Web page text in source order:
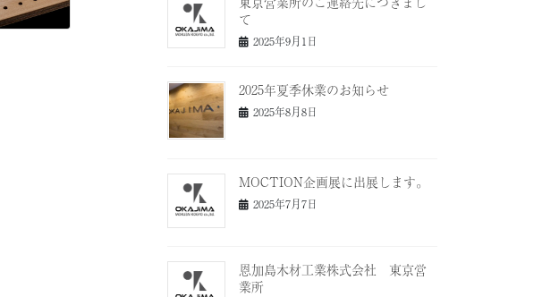
て
2025年9月1日
2025年夏季休業のお知らせ
2025年8月8日
MOCTION企画展に出展します。
2025年7月7日
恩加島木材工業株式会社 東京営
業所